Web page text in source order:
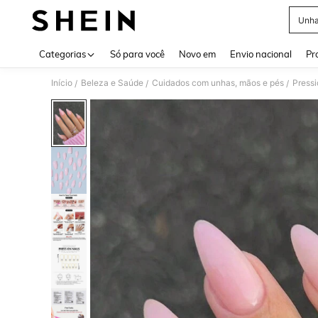
Categorias Só para você Novo em Envio nacional
Início / Beleza e Saúde / Cuidados com unhas, mãos e pés /